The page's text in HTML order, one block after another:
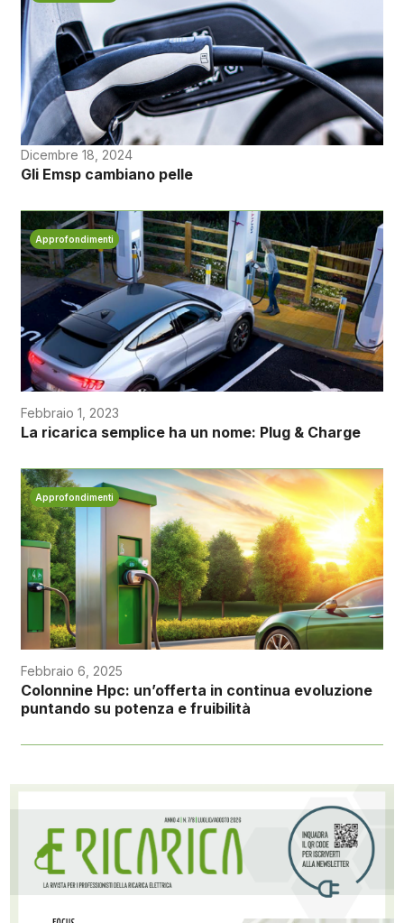
Dicembre 18, 2024
Gli Emsp cambiano pelle
Approfondimenti
Febbraio 1, 2023
La ricarica semplice ha un nome: Plug & Charge
Approfondimenti
Febbraio 6, 2025
Colonnine Hpc: un’offerta in continua evoluzione
puntando su potenza e fruibilità